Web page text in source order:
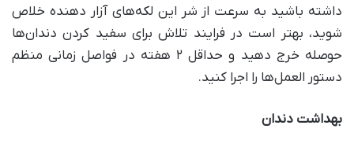
داشته باشید به سرعت از شر این لکه‌های آزار دهنده خلاص
شوید، بهتر است در فرایند تلاش برای سفید کردن دندان‌ها
حوصله خرج دهید و حداقل ۲ هفته در فواصل زمانی منظم
دستور العمل‌ها را اجرا کنید.
بهداشت دندان